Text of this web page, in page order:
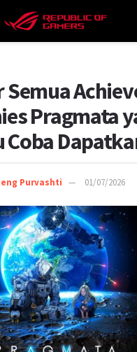
Semua
Pragmata
Coba
Purvashti 01/07/2026